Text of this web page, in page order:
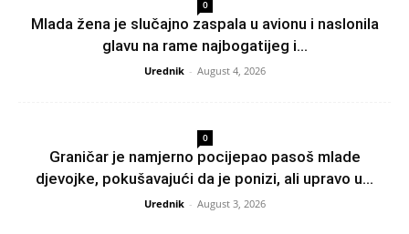
0
Mlada žena je slučajno zaspala u avionu i naslonila
glavu na rame najbogatijeg i...
Urednik - August 4, 2026
0
Graničar je namjerno pocijepao pasoš mlade
djevojke, pokušavajući da je ponizi, ali upravo u...
Urednik - August 3, 2026